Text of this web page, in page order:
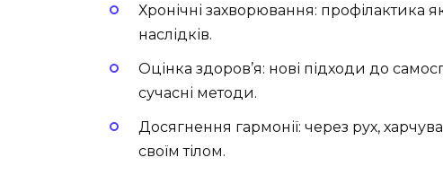
Хронічні захворювання: профілактика
наслідків.
Оцінка здоров’я: нові підходи до
сучасні методи.
Досягнення гармонії: через рух,
своїм тілом.